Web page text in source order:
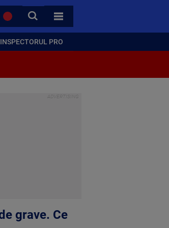
CAUTA
TOATE CATEGORIILE
INSPECTORUL PRO
grave. Ce